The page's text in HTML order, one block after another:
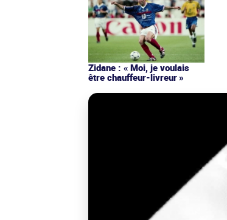
Zidane : « Moi, je voulais
être chauffeur-livreur »